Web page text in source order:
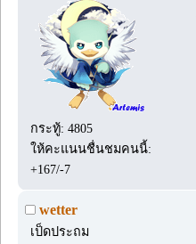
กระทู้: 4805
ให้คะแนนชื่นชมคนนี้:
+167/-7
wetter
เป็ดประถม